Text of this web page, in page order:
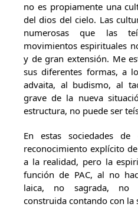
no es propiamente una
del dios del cielo. Las
numerosas que las
movimientos espirituales
y de gran extensión. Me
sus diferentes formas, a
advaita, al budismo, al
grave de la nueva
estructura, no puede ser
En estas sociedades
reconocimiento explícito
a la realidad, pero la
función de PAC, al no
laica, no sagrada, no
construida contando con la